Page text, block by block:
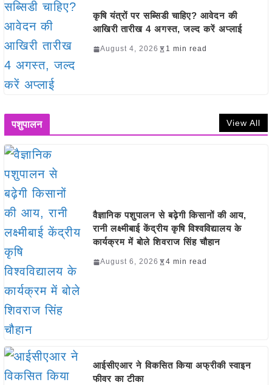
कृषि यंत्रों पर सब्सिडी चाहिए? आवेदन की
आखिरी तारीख 4 अगस्त, जल्द करें अप्लाई
August 4, 2026 1 min read
पशुपालन View All
वैज्ञानिक पशुपालन से बढ़ेगी किसानों की आय,
रानी लक्ष्मीबाई केंद्रीय कृषि विश्वविद्यालय के
कार्यक्रम में बोले शिवराज सिंह चौहान
August 6, 2026 4 min read
आईसीएआर ने विकसित किया अफ्रीकी स्वाइन
फीवर का टीका